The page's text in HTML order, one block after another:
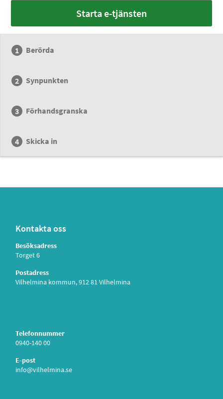
Starta e-tjänsten
Berörda
Synpunkten
Förhandsgranska
Skicka in
Kontakta oss
Besöksadress
Torget 6
Postadress
Vilhelmina kommun, 912 81 Vilhelmina
Telefonnummer
0940-140 00
E-post
info@vilhelmina.se